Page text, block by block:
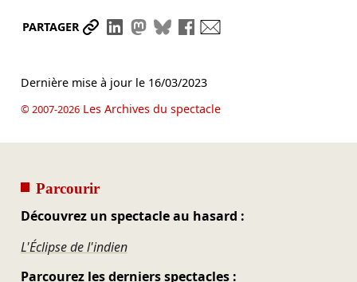
PARTAGER Partager le lien
Partager sur LinkedIn
Partager sur Mastodon
Partager sur Bluesky
Partager sur Facebook
Dernière mise à jour le 16/03/2023
© 2007-2026Les Archives du spectacle
Parcourir
Découvrez un spectacle au hasard :
L'Éclipse de l'indien
Parcourez les derniers spectacles :